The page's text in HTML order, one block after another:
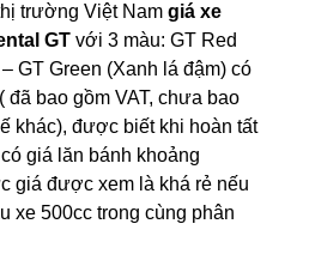
trường Việt Nam giá xe
GT với 3 màu: GT Red
GT Green (Xanh lá đậm) có
đã bao gồm VAT, chưa bao
khác), được biết khi hoàn tất
giá lăn bánh khoảng
giá được xem là khá rẻ nếu
xe 500cc trong cùng phân